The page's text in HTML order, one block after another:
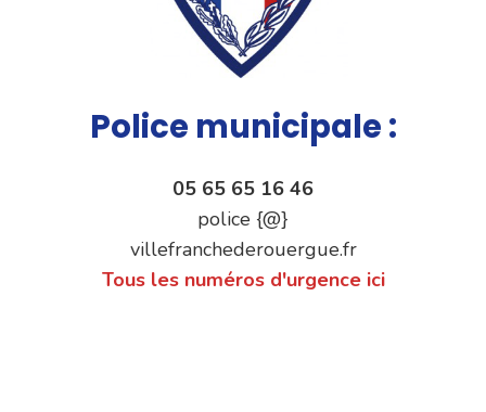
Police municipale :
05 65 65 16 46
police {@}
villefranchederouergue.fr
Tous les numéros d'urgence ici